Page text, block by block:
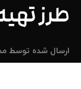
طرز
ارسال شده توسط